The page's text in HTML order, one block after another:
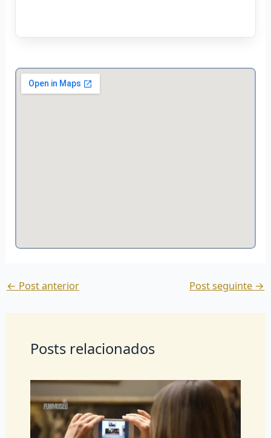
← Post anterior Post seguinte →
Posts relacionados